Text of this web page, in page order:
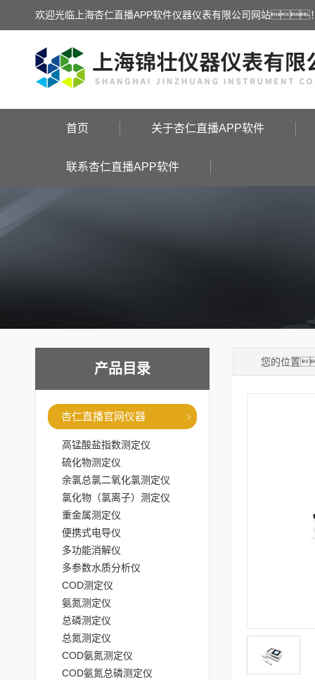
欢迎光临上海杏仁直播APP软件仪器仪表有限公司网站
首页 关于杏仁直播APP软件
联系杏仁直播APP软件
产品目录
杏仁直播官网仪器
高锰酸盐指数测定仪
硫化物测定仪
余氯总氯二氧化氯测定仪
氯化物（氯离子）测定仪
重金属测定仪
便携式电导仪
多功能消解仪
多参数水质分析仪
COD测定仪
氨氮测定仪
总磷测定仪
总氮测定仪
COD氨氮测定仪
COD氨氮总磷测定仪
您的位置